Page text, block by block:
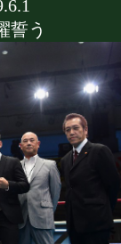
ランキング
の活躍誓う